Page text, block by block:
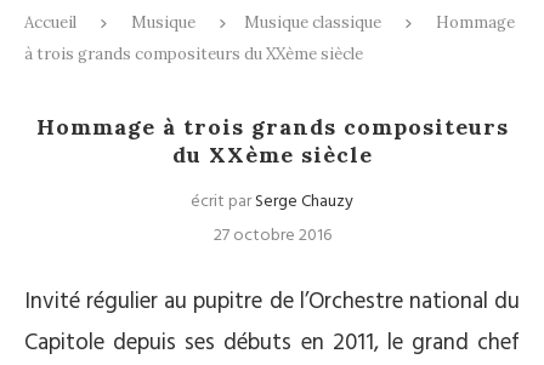
Accueil Musique Musique classique
Hommage
à trois grands compositeurs du XXème siècle
Hommage à trois grands compositeurs
du XXème siècle
écrit parSerge Chauzy
27 octobre 2016
Invité régulier au pupitre de l’Orchestre national du
Capitole depuis ses débuts en 2011, le grand chef